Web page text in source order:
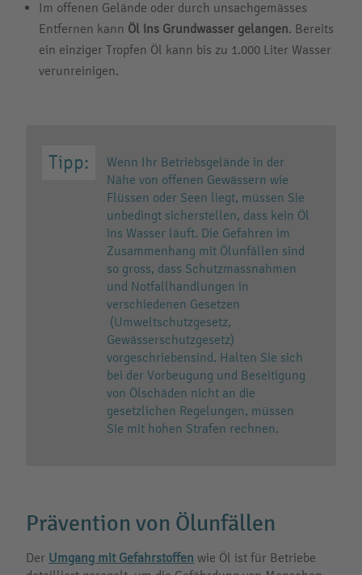
Im offenen Gelände oder durch unsachgemässes
Entfernen kann Öl ins Grundwasser gelangen. Bereits
ein einziger Tropfen Öl kann bis zu 1.000 Liter Wasser
verunreinigen.
Wenn Ihr Betriebsgelände in der
Nähe von offenen Gewässern wie
Flüssen oder Seen liegt, müssen Sie
unbedingt sicherstellen, dass kein Öl
ins Wasser läuft. Die Gefahren im
Zusammenhang mit Ölunfällen sind
so gross, dass Schutzmassnahmen
und Notfallhandlungen in
verschiedenen Gesetzen
(Umweltschutzgesetz,
Gewässerschutzgesetz)
vorgeschriebensind. Halten Sie sich
bei der Vorbeugung und Beseitigung
von Ölschäden nicht an die
gesetzlichen Regelungen, müssen
Sie mit hohen Strafen rechnen.
Prävention von Ölunfällen
Der Umgang mit Gefahrstoffen wie Öl ist für Betriebe